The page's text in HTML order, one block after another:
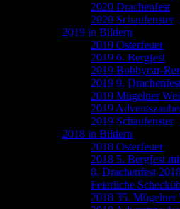
2020 Drachenfest
2020 Schaufenster
2019 in Bildern
2019 Osterfeuer
2019 6. Bergfest
2019 Bobbycar-
2019 9.
2019 Mügelner
2019
2019 Schaufenster
2018 in Bildern
2018 Osterfeuer
2018 5. Bergfest
8. Drachenfest
Feierliche
2018 35. Mügelner